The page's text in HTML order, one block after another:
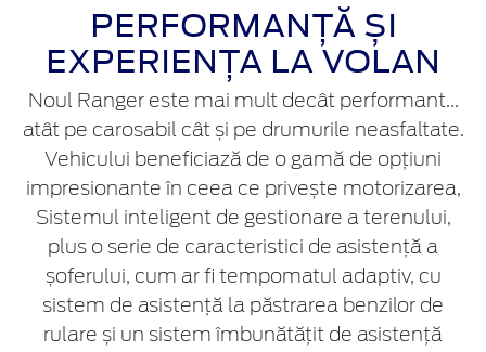
PERFORMANȚĂ ȘI
EXPERIENȚA LA VOLAN
Noul Ranger este mai mult decât performant...
atât pe carosabil cât și pe drumurile neasfaltate.
Vehicului beneficiază de o gamă de opțiuni
impresionante în ceea ce privește motorizarea,
Sistemul inteligent de gestionare a terenului,
plus o serie de caracteristici de asistență a
șoferului, cum ar fi tempomatul adaptiv, cu
sistem de asistență la păstrarea benzilor de
rulare și un sistem îmbunătățit de asistență